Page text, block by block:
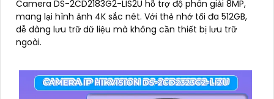
Camera DS-2CD2183G2-LIS2U hỗ trợ độ phân giải 8MP,
mang lại hình ảnh 4K sắc nét. Với thẻ nhớ tối đa 512GB,
dễ dàng lưu trữ dữ liệu mà không cần thiết bị lưu trữ
ngoài.